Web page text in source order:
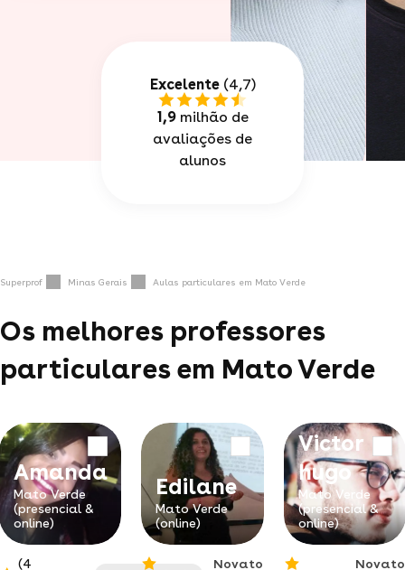
Excelente(4,7)
1,9milhão de
avaliações de
alunos
Superprof Minas Gerais Aulas particulares em Mato Verde
Os melhores professores
particulares em Mato Verde
Amanda
Mato Verde
(presencial &
online)
(4
Edilane
Mato Verde
(online)
Novato
Victor
hugo
Mato Verde
(presencial &
online)
Novato